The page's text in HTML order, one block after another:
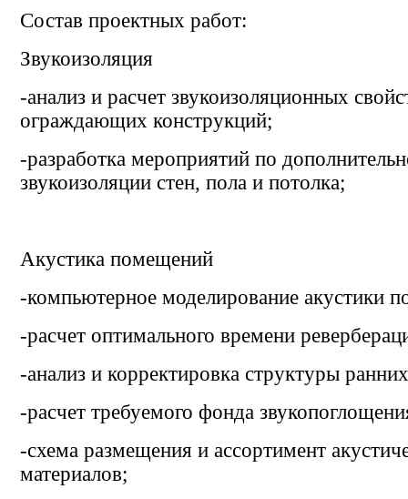
Состав проектных работ:
Звукоизоляция
-анализ и расчет звукоизоляционных
ограждающих конструкций;
-разработка мероприятий по
звукоизоляции стен, пола и потолка;
Акустика помещений
-компьютерное моделирование акустики
-расчет оптимального времени
-анализ и корректировка структуры
-расчет требуемого фонда
-схема размещения и ассортимент
материалов;